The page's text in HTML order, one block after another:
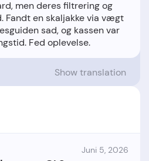
men deres filtrering og
Fandt en skaljakke via vægt
sad, og kassen var
Show translation
Juni 5, 2026